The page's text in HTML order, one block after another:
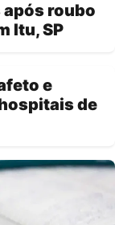
roubo
Itu, SP
e
de